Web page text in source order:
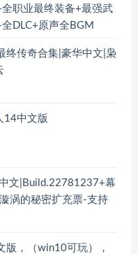
职业最终装备+最强武
DLC+原声全BGM
终传奇合集|豪华中文|枭
14中文版
文|Build.22781237+幕
涡的秘密扩充票-支持
版，（win10可玩），